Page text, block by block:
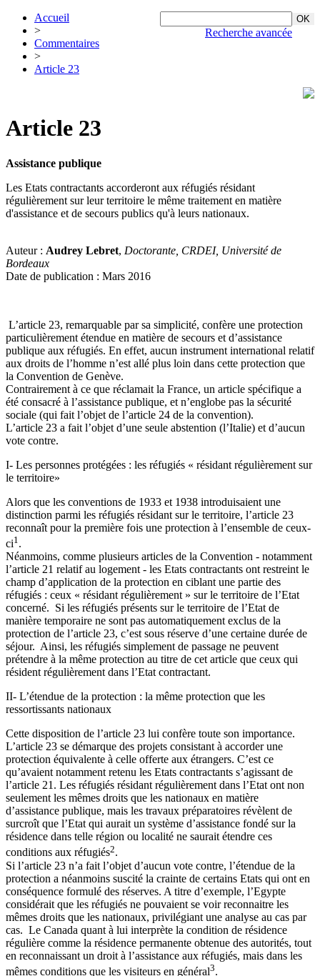
Recherche avancée
Accueil
>
Commentaires
>
Article 23
Article 23
Assistance publique
Les Etats contractants accorderont aux réfugiés résidant
régulièrement sur leur territoire le même traitement en matière
d'assistance et de secours publics qu'à leurs nationaux.
Auteur : Audrey Lebret, Doctorante, CRDEI, Université de
Bordeaux
Date de publication : Mars 2016
L’article 23, remarquable par sa simplicité, confère une protection
particulièrement étendue en matière de secours et d’assistance
publique aux réfugiés. En effet, aucun instrument international relatif
aux droits de l’homme n’est allé plus loin dans cette protection que
la Convention de Genève.
Contrairement à ce que réclamait la France, un article spécifique a
été consacré à l’assistance publique, et n’englobe pas la sécurité
sociale (qui fait l’objet de l’article 24 de la convention).
L’article 23 a fait l’objet d’une seule abstention (l’Italie) et d’aucun
vote contre.
I- Les personnes protégées : les réfugiés « résidant régulièrement sur
le territoire»
Alors que les conventions de 1933 et 1938 introduisaient une
distinction parmi les réfugiés résidant sur le territoire, l’article 23
reconnaît pour la première fois une protection à l’ensemble de ceux-
ci1 .
Néanmoins, comme plusieurs articles de la Convention - notamment
l’article 21 relatif au logement - les Etats contractants ont restreint le
champ d’application de la protection en ciblant une partie des
réfugiés : ceux « résidant régulièrement » sur le territoire de l’Etat
concerné. Si les réfugiés présents sur le territoire de l’Etat de
manière temporaire ne sont pas automatiquement exclus de la
protection de l’article 23, c’est sous réserve d’une certaine durée de
séjour. Ainsi, les réfugiés simplement de passage ne peuvent
prétendre à la même protection au titre de cet article que ceux qui
résident régulièrement dans l’Etat contractant.
II- L’étendue de la protection : la même protection que les
ressortissants nationaux
Cette disposition de l’article 23 lui confère toute son importance.
L’article 23 se démarque des projets consistant à accorder une
protection équivalente à celle offerte aux étrangers. C’est ce
qu’avaient notamment retenu les Etats contractants s’agissant de
l’article 21. Les réfugiés résidant régulièrement dans l’Etat ont non
seulement les mêmes droits que les nationaux en matière
d’assistance publique, mais les travaux préparatoires révèlent de
surcroît que l’Etat qui aurait un système d’assistance fondé sur la
résidence dans telle région ou localité ne saurait étendre ces
conditions aux réfugiés2.
Si l’article 23 n’a fait l’objet d’aucun vote contre, l’étendue de la
protection a néanmoins suscité la crainte de certains Etats qui ont en
conséquence formulé des réserves. A titre d’exemple, l’Egypte
considérait que les réfugiés ne pouvaient se voir reconnaitre les
mêmes droits que les nationaux, privilégiant une analyse au cas par
cas. Le Canada quant à lui interprète la condition de résidence
régulière comme la résidence permanente obtenue des autorités, tout
en reconnaissant un droit à l’assistance aux réfugiés, mais dans les
mêmes conditions que les visiteurs en général3.